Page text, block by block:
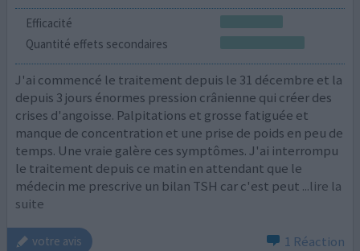
Efficacité
Quantité effets secondaires
J'ai commencé le traitement depuis le 31 décembre et la
depuis 3 jours énormes pression crânienne qui créer des
crises d'angoisse. Palpitations et grosse fatiguée et
manque de concentration et une prise de poids en peu de
temps. Une vraie galère ces symptômes. J'ai interrompu
le traitement depuis ce matin en attendant que le
médecin me prescrive un bilan TSH car c'est peut ...lire la
suite
votre avis 1 Réaction